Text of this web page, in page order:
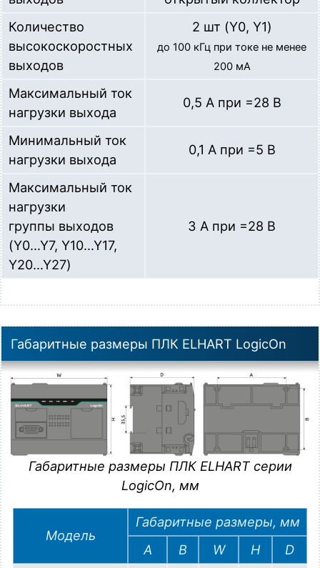
Количество
высокоскоростных
выходов
2 шт (Y0, Y1)
до 100 кГц при токе не менее
200 мА
Максимальный ток
нагрузки выхода
0,5 А при =28 В
Минимальный ток
нагрузки выхода
0,1 А при =5 В
Максимальный ток
нагрузки
группы выходов
(Y0…Y7, Y10…Y17,
Y20…Y27)
3 А при =28 В
Габаритные размеры ПЛК ELHART LogicOn
Габаритные размеры ПЛК ELHART серии
LogicOn, мм
Модель
Габаритные размеры, мм
A
B W H
D